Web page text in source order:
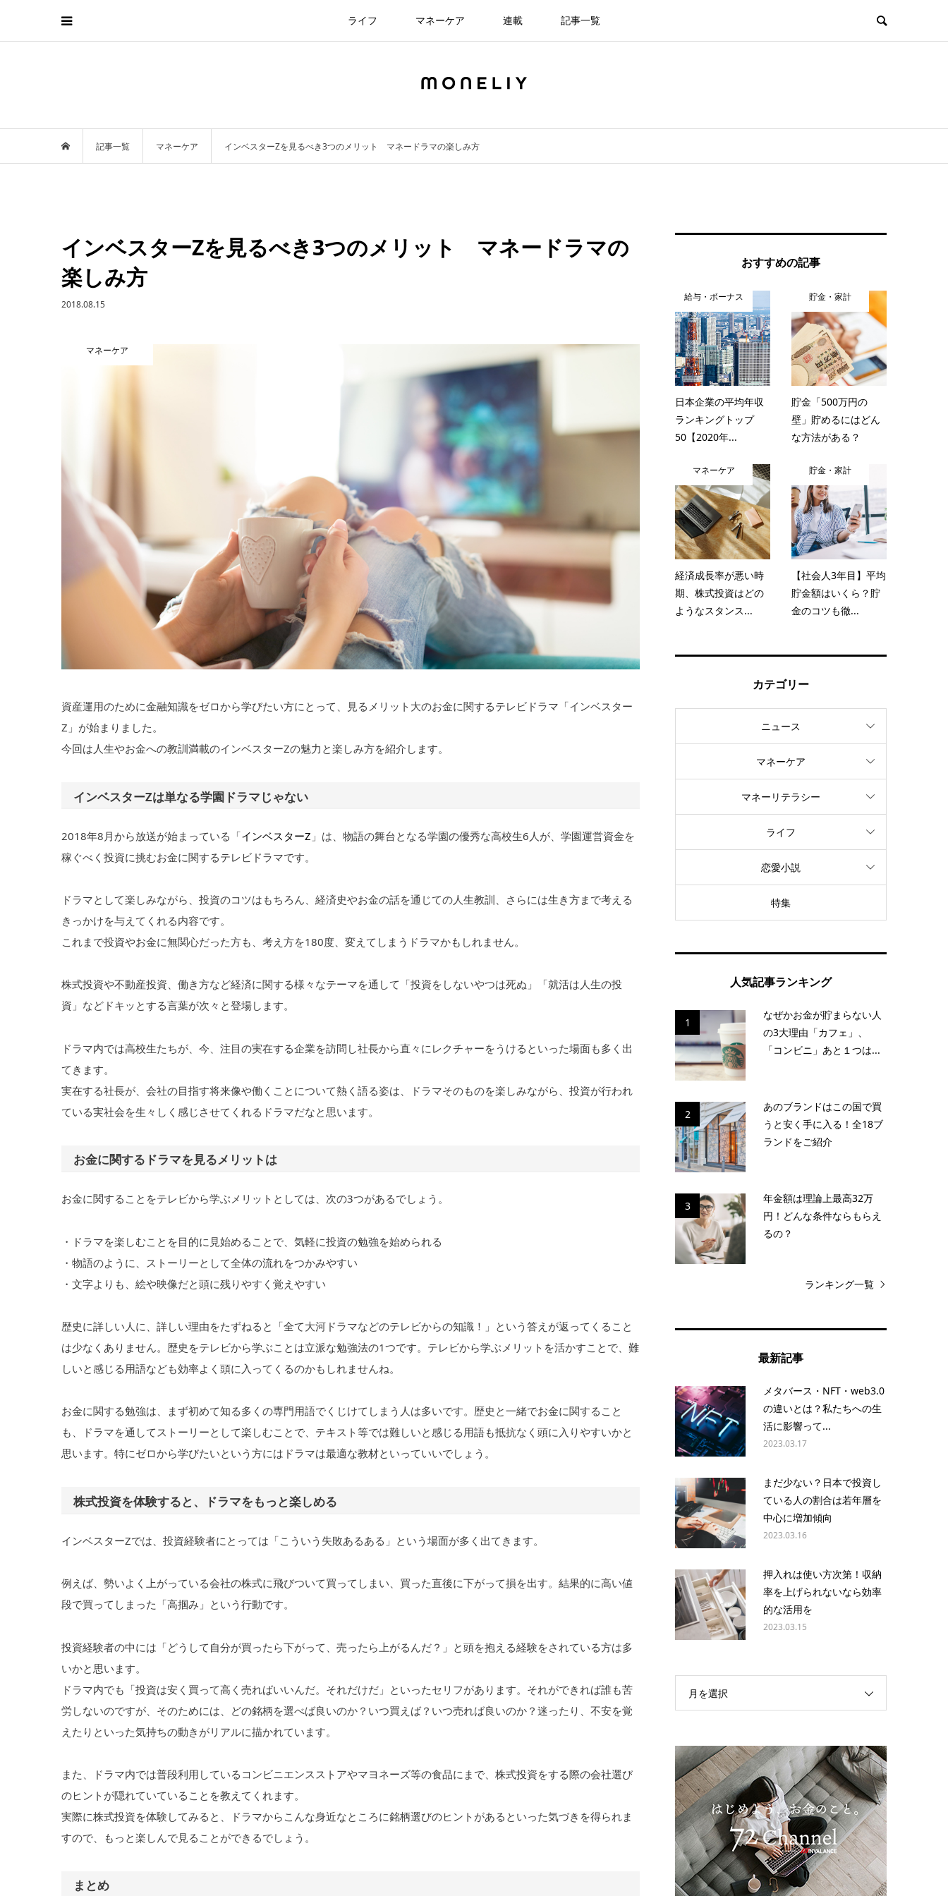
ライフ マネーケア 連載 記事一覧
記事一覧 マネーケア インベスターZを見るべき3つのメリット マネードラマの楽しみ方
インベスターZを見るべき3つのメリット マネードラマの
楽しみ方
2018.08.15
マネーケア
資産運用のために金融知識をゼロから学びたい方にとって、見るメリット大のお金に関するテレビドラマ「インベスター
Z」が始まりました。
今回は人生やお金への教訓満載のインベスターZの魅力と楽しみ方を紹介します。
インベスターZは単なる学園ドラマじゃない
2018年8月から放送が始まっている「インベスターZ 」は、物語の舞台となる学園の優秀な高校生6人が、学園運営資金を
稼ぐべく投資に挑むお金に関するテレビドラマです。
ドラマとして楽しみながら、投資のコツはもちろん、経済史やお金の話を通じての人生教訓、さらには生き方まで考える
きっかけを与えてくれる内容です。
これまで投資やお金に無関心だった方も、考え方を180度、変えてしまうドラマかもしれません。
株式投資や不動産投資、働き方など経済に関する様々なテーマを通して「投資をしないやつは死ぬ」「就活は人生の投
資」などドキッとする言葉が次々と登場します。
ドラマ内では高校生たちが、今、注目の実在する企業を訪問し社長から直々にレクチャーをうけるといった場面も多く出
てきます。
実在する社長が、会社の目指す将来像や働くことについて熱く語る姿は、ドラマそのものを楽しみながら、投資が行われ
ている実社会を生々しく感じさせてくれるドラマだなと思います。
お金に関するドラマを見るメリットは
お金に関することをテレビから学ぶメリットとしては、次の3つがあるでしょう。
・ドラマを楽しむことを目的に見始めることで、気軽に投資の勉強を始められる
・物語のように、ストーリーとして全体の流れをつかみやすい
・文字よりも、絵や映像だと頭に残りやすく覚えやすい
歴史に詳しい人に、詳しい理由をたずねると「全て大河ドラマなどのテレビからの知識！」という答えが返ってくること
は少なくありません。歴史をテレビから学ぶことは立派な勉強法の1つです。テレビから学ぶメリットを活かすことで、難
しいと感じる用語なども効率よく頭に入ってくるのかもしれませんね。
お金に関する勉強は、まず初めて知る多くの専門用語でくじけてしまう人は多いです。歴史と一緒でお金に関すること
も、ドラマを通してストーリーとして楽しむことで、テキスト等では難しいと感じる用語も抵抗なく頭に入りやすいかと
思います。特にゼロから学びたいという方にはドラマは最適な教材といっていいでしょう。
株式投資を体験すると、ドラマをもっと楽しめる
インベスターZでは、投資経験者にとっては「こういう失敗あるある」という場面が多く出てきます。
例えば、勢いよく上がっている会社の株式に飛びついて買ってしまい、買った直後に下がって損を出す。結果的に高い値
段で買ってしまった「高掴み」という行動です。
投資経験者の中には「どうして自分が買ったら下がって、売ったら上がるんだ？」と頭を抱える経験をされている方は多
いかと思います。
ドラマ内でも「投資は安く買って高く売ればいいんだ。それだけだ」といったセリフがあります。それができれば誰も苦
労しないのですが、そのためには、どの銘柄を選べば良いのか？いつ買えば？いつ売れば良いのか？迷ったり、不安を覚
えたりといった気持ちの動きがリアルに描かれています。
また、ドラマ内では普段利用しているコンビニエンスストアやマヨネーズ等の食品にまで、株式投資をする際の会社選び
のヒントが隠れていていることを教えてくれます。
実際に株式投資を体験してみると、ドラマからこんな身近なところに銘柄選びのヒントがあるといった気づきを得られま
すので、もっと楽しんで見ることができるでしょう。
まとめ
おすすめの記事
給与・ボーナス
日本企業の平均年収
ランキングトップ
50【2020年...
貯金・家計
貯金「500万円の
壁」貯めるにはどん
な方法がある？
マネーケア
経済成長率が悪い時
期、株式投資はどの
ようなスタンス...
貯金・家計
【社会人3年目】平均
貯金額はいくら？貯
金のコツも徹...
カテゴリー
ニュース
マネーケア
マネーリテラシー
ライフ
恋愛小説
特集
人気記事ランキング
1
なぜかお金が貯まらない人
の3大理由「カフェ」、
「コンビニ」あと１つは...
2
あのブランドはこの国で買
うと安く手に入る！全18ブ
ランドをご紹介
3
年金額は理論上最高32万
円！どんな条件ならもらえ
るの？
ランキング一覧
最新記事
メタバース・NFT・web3.0
の違いとは？私たちへの生
活に影響って...
2023.03.17
まだ少ない？日本で投資し
ている人の割合は若年層を
中心に増加傾向
2023.03.16
押入れは使い方次第！収納
率を上げられないなら効率
的な活用を
2023.03.15
月を選択